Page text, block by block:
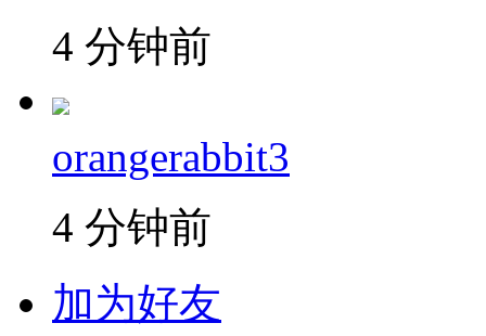
4 分钟前
orangerabbit3
4 分钟前
加为好友